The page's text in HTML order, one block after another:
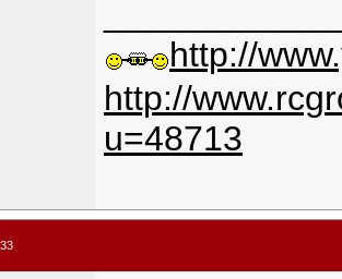
http://
http://
u=48713